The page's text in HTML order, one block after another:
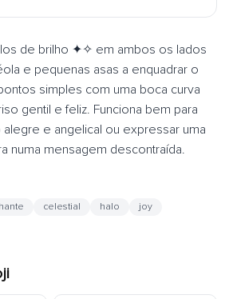
de brilho ✦✧ em ambos os lados
e pequenas asas a enquadrar o
simples com uma boca curva
gentil e feliz. Funciona bem para
alegre e angelical ou expressar uma
numa mensagem descontraída.
celestial halo
joy